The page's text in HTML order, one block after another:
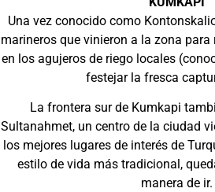
Una vez conocido como
marineros que vinieron a la zona para
en los agujeros de riego locales
festejar la fresca
La frontera sur de Kumkapi
Sultanahmet, un centro de la ciudad
los mejores lugares de interés de
estilo de vida más tradicional,
manera de ir.